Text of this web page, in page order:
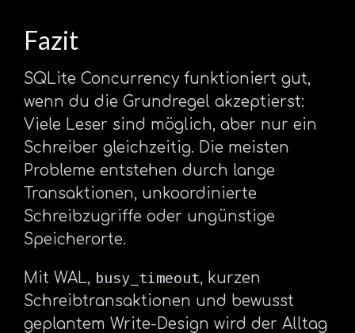
Fazit
SQLite Concurrency funktioniert gut,
wenn du die Grundregel akzeptierst:
Viele Leser sind möglich, aber nur ein
Schreiber gleichzeitig. Die meisten
Probleme entstehen durch lange
Transaktionen, unkoordinierte
Schreibzugriffe oder ungünstige
Speicherorte.
Mit WAL, busy_timeout, kurzen
Schreibtransaktionen und bewusst
geplantem Write-Design wird der Alltag